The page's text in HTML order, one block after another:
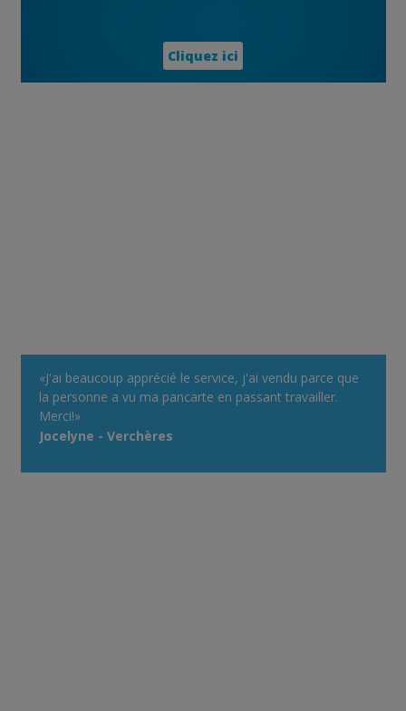
Cliquez ici
«J'ai beaucoup apprécié le service, j'ai vendu parce que
la personne a vu ma pancarte en passant travailler.
Merci!»
Jocelyne - Verchères